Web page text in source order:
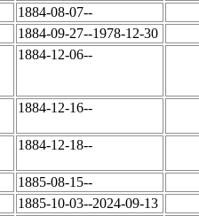
1884-08-07--
1884-09-27--1978-12-30
1884-12-06--
1884-12-16--
1884-12-18--
1885-08-15--
1885-10-03--2024-09-13